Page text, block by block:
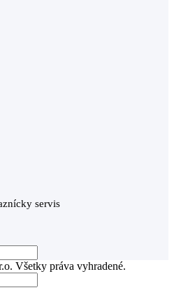
servis
Všetky práva vyhradené.